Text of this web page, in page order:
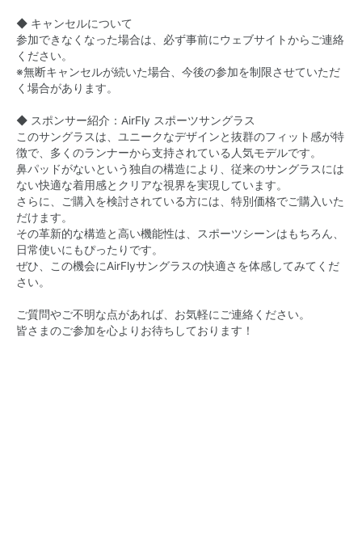
◆ キャンセルについて
参加できなくなった場合は、必ず事前にウェブサイトからご連絡
ください。
※無断キャンセルが続いた場合、今後の参加を制限させていただ
く場合があります。
◆ スポンサー紹介：AirFly スポーツサングラス
このサングラスは、ユニークなデザインと抜群のフィット感が特
徴で、多くのランナーから支持されている人気モデルです。
鼻パッドがないという独自の構造により、従来のサングラスには
ない快適な着用感とクリアな視界を実現しています。
さらに、ご購入を検討されている方には、特別価格でご購入いた
だけます。
その革新的な構造と高い機能性は、スポーツシーンはもちろん、
日常使いにもぴったりです。
ぜひ、この機会にAirFlyサングラスの快適さを体感してみてくだ
さい。
ご質問やご不明な点があれば、お気軽にご連絡ください。
皆さまのご参加を心よりお待ちしております！